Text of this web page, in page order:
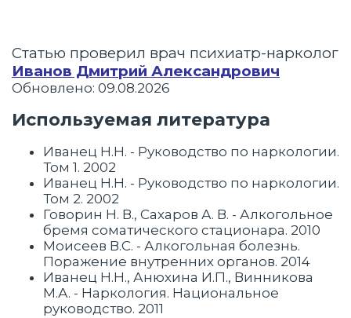
Статью проверил врач психиатр-нарколог
Иванов Дмитрий Александрович
Обновлено: 09.08.2026
Используемая литература
Иванец Н.Н. - Руководство по наркологии.
Том 1. 2002
Иванец Н.Н. - Руководство по наркологии.
Том 2. 2002
Говорин Н. В., Сахаров А. В. - Алкогольное
бремя соматического стационара. 2010
Моисеев В.С. - Алкогольная болезнь.
Поражение внутренних органов. 2014
Иванец Н.Н., Анюхина И.П., Винникова
М.А. - Наркология. Национальное
руководство. 2011